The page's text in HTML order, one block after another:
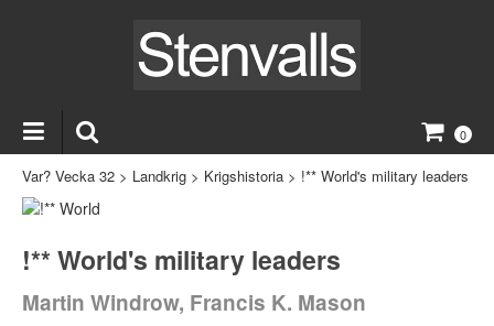
0
Var? Vecka 32 > Landkrig > Krigshistoria > !** World's military leaders
!** World's military leaders
Martin Windrow, Francis K. Mason